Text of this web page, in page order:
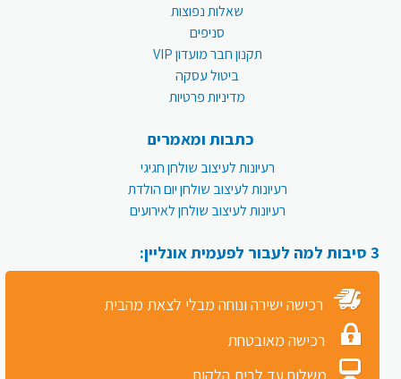
שאלות נפוצות
סניפים
תקנון חבר מועדון VIP
ביטול עסקה
מדיניות פרטיות
כתבות ומאמרים
רעיונות לעיצוב שולחן חגיגי
רעיונות לעיצוב שולחן יום הולדת
רעיונות לעיצוב שולחן לאירועים
3 סיבות למה לעבור לפעמית אונליין:
רכישה ישירה ונוחה מבלי לצאת מהבית
רכישה מאובטחת
משלוח עד לבית הלקוח